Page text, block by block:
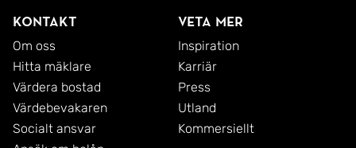
Kontakt
Om oss
Hitta mäklare
Värdera bostad
Värdebevakaren
Socialt ansvar
Veta mer
Inspiration
Karriär
Press
Utland
Kommersiellt